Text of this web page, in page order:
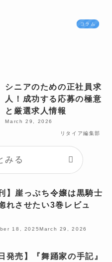
コラム
シニアのための正社員求
人！成功する応募の極意
と厳選求人情報
March 29, 2026
リタイア編集部
みる
】崖っぷち令嬢は黒騎士
れさせたい3巻レビュ
18, 2025March 29, 2026
発売】『舞踊家の手記』